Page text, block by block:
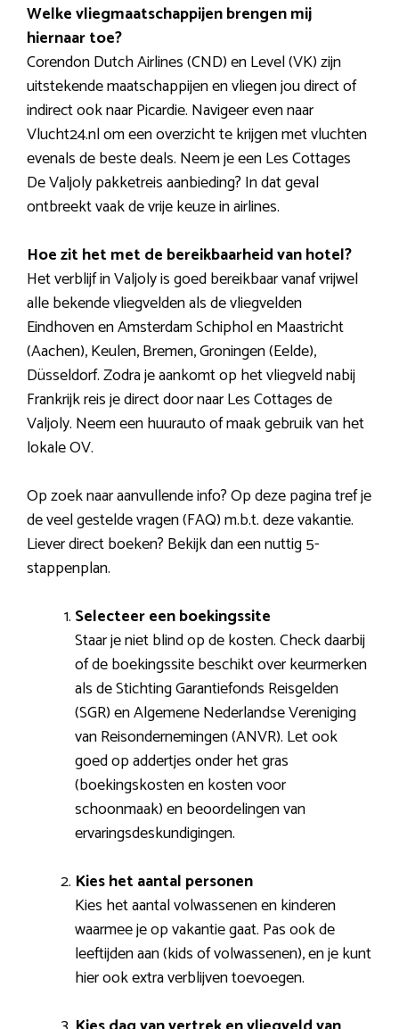
Welke vliegmaatschappijen brengen mij
hiernaar toe?
Corendon Dutch Airlines (CND) en Level (VK) zijn
uitstekende maatschappijen en vliegen jou direct of
indirect ook naar Picardie. Navigeer even naar
Vlucht24.nl om een overzicht te krijgen met vluchten
evenals de beste deals. Neem je een Les Cottages
De Valjoly pakketreis aanbieding? In dat geval
ontbreekt vaak de vrije keuze in airlines.
Hoe zit het met de bereikbaarheid van hotel?
Het verblijf in Valjoly is goed bereikbaar vanaf vrijwel
alle bekende vliegvelden als de vliegvelden
Eindhoven en Amsterdam Schiphol en Maastricht
(Aachen), Keulen, Bremen, Groningen (Eelde),
Düsseldorf. Zodra je aankomt op het vliegveld nabij
Frankrijk reis je direct door naar Les Cottages de
Valjoly. Neem een huurauto of maak gebruik van het
lokale OV.
Op zoek naar aanvullende info? Op deze pagina tref je
de veel gestelde vragen (FAQ) m.b.t. deze vakantie.
Liever direct boeken? Bekijk dan een nuttig 5-
stappenplan.
Selecteer een boekingssite
Staar je niet blind op de kosten. Check daarbij
of de boekingssite beschikt over keurmerken
als de Stichting Garantiefonds Reisgelden
(SGR) en Algemene Nederlandse Vereniging
van Reisondernemingen (ANVR). Let ook
goed op addertjes onder het gras
(boekingskosten en kosten voor
schoonmaak) en beoordelingen van
ervaringsdeskundigingen.
Kies het aantal personen
Kies het aantal volwassenen en kinderen
waarmee je op vakantie gaat. Pas ook de
leeftijden aan (kids of volwassenen), en je kunt
hier ook extra verblijven toevoegen.